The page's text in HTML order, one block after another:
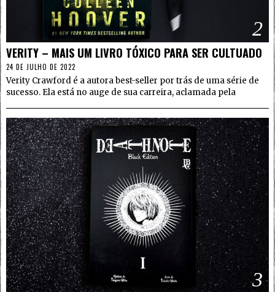
2
VERITY – MAIS UM LIVRO TÓXICO PARA SER CULTUADO
24 DE JULHO DE 2022
Verity Crawford é a autora best-seller por trás de uma série de
sucesso. Ela está no auge de sua carreira, aclamada pela
3